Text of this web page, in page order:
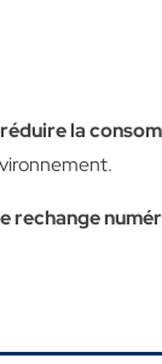
réduire la
rechange